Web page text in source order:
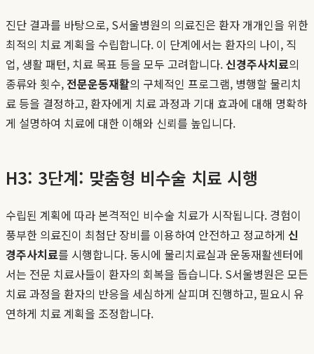
진단 결과를 바탕으로, S서울병원의 의료진은 환자 개개인을 위한
최적의 치료 계획을 수립합니다. 이 단계에서는 환자의 나이, 직
업, 생활 패턴, 치료 목표 등을 모두 고려합니다.신경주사치료의
종류와 횟수, 전문운동재활의 구체적인 프로그램, 병행할 물리치
료 등을 결정하고, 환자에게 치료 과정과 기대 효과에 대해 명확하
게 설명하여 치료에 대한 이해와 신뢰를 높입니다.
H3: 3단계: 맞춤형 비수술 치료 시행
수립된 계획에 따라 본격적인 비수술 치료가 시작됩니다. 경험이
풍부한 의료진이 최첨단 장비를 이용하여 안전하고 정교하게 신
경주사치료를 시행합니다. 동시에 물리치료실과 운동재활센터에
서는 전문 치료사들이 환자의 회복을 돕습니다. S서울병원은 모든
치료 과정을 환자의 반응을 세심하게 살피며 진행하고, 필요시 유
연하게 치료 계획을 조정합니다.